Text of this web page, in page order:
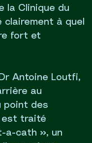
la Clinique du
clairement à quel
fort et
Antoine Loutfi,
au
point des
est traité
a-cath », un